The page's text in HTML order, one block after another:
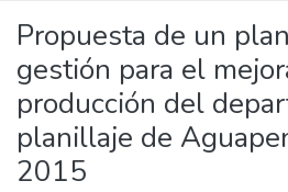
Propuesta de un
gestión para el
producción del
planillaje de
2015